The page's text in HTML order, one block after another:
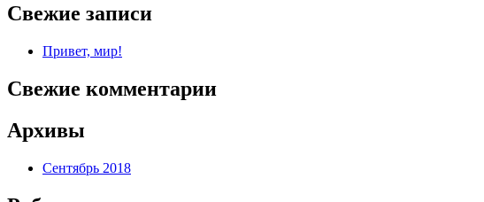
Свежие записи
Привет, мир!
Свежие комментарии
Архивы
Сентябрь 2018